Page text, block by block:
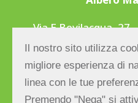
Via E.Bevilacqua, 27
Rubicone
C.F. e P.IVA:
Il nostro sito utilizza
migliore esperienza di
linea con le tue
Premendo "Nega" si